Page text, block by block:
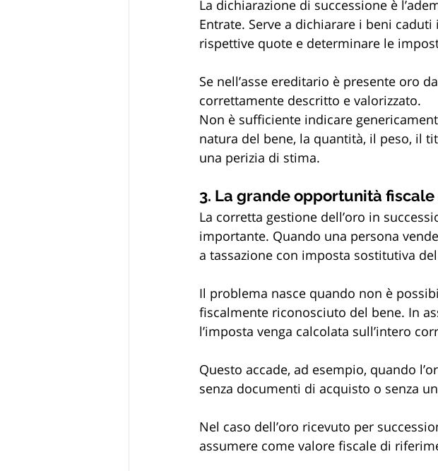
La dichiarazione di successione è
Entrate. Serve a dichiarare i beni
rispettive quote e determinare le
Se nell’asse ereditario è presente oro
correttamente descritto e valorizzato.
Non è sufficiente indicare
natura del bene, la quantità, il peso, il
una perizia di stima.
3. La grande opportunità
La corretta gestione dell’oro in
importante. Quando una persona
a tassazione con imposta sostitutiva del
Il problema nasce quando non è
fiscalmente riconosciuto del bene. In
l’imposta venga calcolata sull’intero
Questo accade, ad esempio, quando
senza documenti di acquisto o senza
Nel caso dell’oro ricevuto per
assumere come valore fiscale di